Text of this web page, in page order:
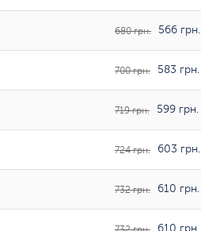
680 грн. 566 грн.
700 грн. 583 грн.
719 грн. 599 грн.
724 грн. 603 грн.
732 грн. 610 грн.
610 грн.